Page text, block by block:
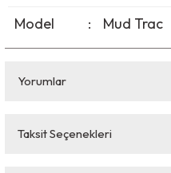
Model : Mud Trac
Yorumlar
Bu ürüne ilk
Taksit Seçenekleri